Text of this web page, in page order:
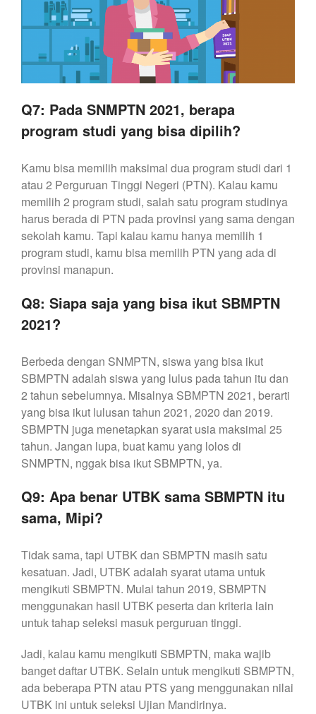
Q7: Pada SNMPTN 2021, berapa
program studi yang bisa dipilih?
Kamu bisa memilih maksimal dua program studi dari 1
atau 2 Perguruan Tinggi Negeri (PTN). Kalau kamu
memilih 2 program studi, salah satu program studinya
harus berada di PTN pada provinsi yang sama dengan
sekolah kamu. Tapi kalau kamu hanya memilih 1
program studi, kamu bisa memilih PTN yang ada di
provinsi manapun.
Q8: Siapa saja yang bisa ikut SBMPTN
2021?
Berbeda dengan SNMPTN, siswa yang bisa ikut
SBMPTN adalah siswa yang lulus pada tahun itu dan
2 tahun sebelumnya. Misalnya SBMPTN 2021, berarti
yang bisa ikut lulusan tahun 2021, 2020 dan 2019.
SBMPTN juga menetapkan syarat usia maksimal 25
tahun. Jangan lupa, buat kamu yang lolos di
SNMPTN, nggak bisa ikut SBMPTN, ya.
Q9: Apa benar UTBK sama SBMPTN itu
sama, Mipi?
Tidak sama, tapi UTBK dan SBMPTN masih satu
kesatuan. Jadi, UTBK adalah syarat utama untuk
mengikuti SBMPTN. Mulai tahun 2019, SBMPTN
menggunakan hasil UTBK peserta dan kriteria lain
untuk tahap seleksi masuk perguruan tinggi.
Jadi, kalau kamu mengikuti SBMPTN, maka wajib
banget daftar UTBK. Selain untuk mengikuti SBMPTN,
ada beberapa PTN atau PTS yang menggunakan nilai
UTBK ini untuk seleksi Ujian Mandirinya.